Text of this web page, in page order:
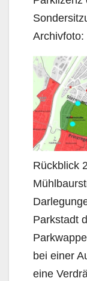
Archivfoto:
Rückblick
Parkstadt
bei einer
eine